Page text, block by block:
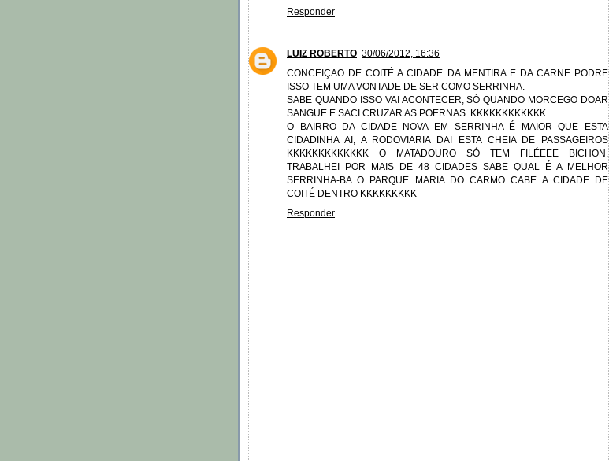
Responder
LUIZ ROBERTO 30/06/2012, 16:36
CONCEIÇAO DE COITÉ A CIDADE DA MENTIRA E DA CARNE PODRE
ISSO TEM UMA VONTADE DE SER COMO SERRINHA.
SABE QUANDO ISSO VAI ACONTECER, SÓ QUANDO MORCEGO DOAR
SANGUE E SACI CRUZAR AS POERNAS. KKKKKKKKKKKK
O BAIRRO DA CIDADE NOVA EM SERRINHA É MAIOR QUE ESTA
CIDADINHA AI, A RODOVIARIA DAI ESTA CHEIA DE PASSAGEIROS
KKKKKKKKKKKKK O MATADOURO SÓ TEM FILÉEEE BICHON.
TRABALHEI POR MAIS DE 48 CIDADES SABE QUAL É A MELHOR
SERRINHA-BA O PARQUE MARIA DO CARMO CABE A CIDADE DE
COITÉ DENTRO KKKKKKKKK
Responder